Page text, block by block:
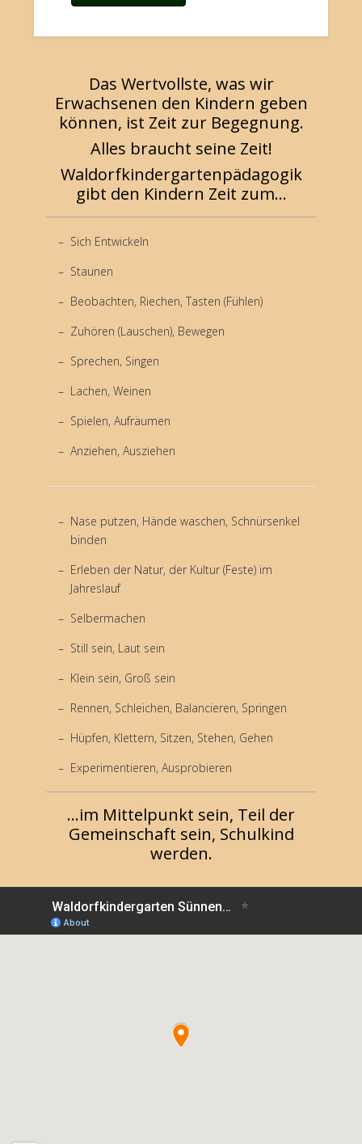
Das Wertvollste, was wir
Erwachsenen den Kindern geben
können, ist Zeit zur Begegnung.
Alles braucht seine Zeit!
Waldorfkindergartenpädagogik
gibt den Kindern Zeit zum...
Sich Entwickeln
Staunen
Beobachten, Riechen, Tasten (Fühlen)
Zuhören (Lauschen), Bewegen
Sprechen, Singen
Lachen, Weinen
Spielen, Aufräumen
Anziehen, Ausziehen
Nase putzen, Hände waschen, Schnürsenkel
binden
Erleben der Natur, der Kultur (Feste) im
Jahreslauf
Selbermachen
Still sein, Laut sein
Klein sein, Groß sein
Rennen, Schleichen, Balancieren, Springen
Hüpfen, Klettern, Sitzen, Stehen, Gehen
Experimentieren, Ausprobieren
...im Mittelpunkt sein, Teil der
Gemeinschaft sein, Schulkind
werden.